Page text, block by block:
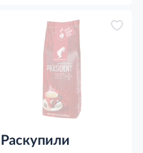
Раскупили